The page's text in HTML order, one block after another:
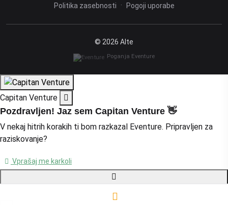
Politika zasebnosti · Pogoji uporabe
© 2026 Alte
Poganja Eventure
Capitan Venture
Pozdravljen! Jaz sem Capitan Venture 👋
V nekaj hitrih korakih ti bom razkazal Eventure. Pripravljen za
raziskovanje?
Vprašaj me karkoli